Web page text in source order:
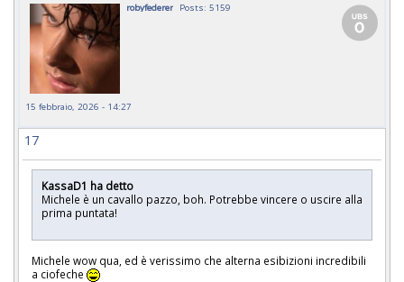
robyfederer Posts: 5159
15 febbraio, 2026 - 14:27
17
KassaD1 ha detto
Michele è un cavallo pazzo, boh. Potrebbe vincere o uscire alla
prima puntata!
Michele wow qua, ed è verissimo che alterna esibizioni incredibili
a ciofeche